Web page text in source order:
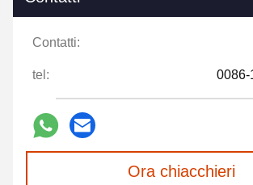
Contatti:
tel: 0086-
Ora chiacchieri